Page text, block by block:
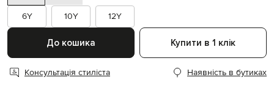
6Y 10Y 12Y
До кошика Купити в 1 клік
Консультація стиліста Наявність в бутиках